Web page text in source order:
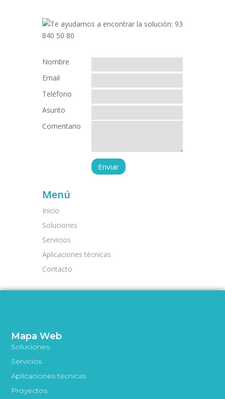
Nombre
Email
Teléfono
Asunto
Comentario
Menú
Inicio
Soluciones
Servicios
Aplicaciones técnicas
Contacto
Mapa Web
Soluciones
Servicios
Aplicaciones técnicas
Proyectos